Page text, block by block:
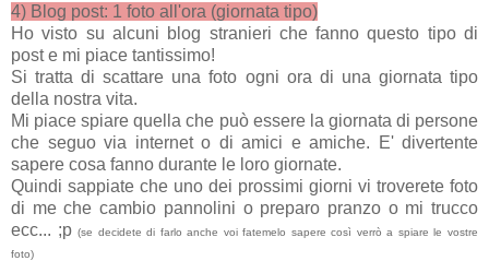
4) Blog post: 1 foto all'ora (giornata tipo)
Ho visto su alcuni blog stranieri che fanno questo tipo di
post e mi piace tantissimo!
Si tratta di scattare una foto ogni ora di una giornata tipo
della nostra vita.
Mi piace spiare quella che può essere la giornata di persone
che seguo via internet o di amici e amiche. E' divertente
sapere cosa fanno durante le loro giornate.
Quindi sappiate che uno dei prossimi giorni vi troverete foto
di me che cambio pannolini o preparo pranzo o mi trucco
ecc... ;p(se decidete di farlo anche voi fatemelo sapere così verrò a spiare le vostre
foto)